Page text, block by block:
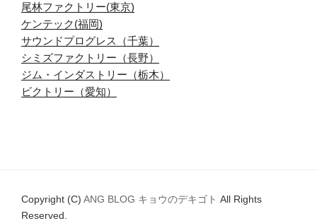
尾林ファクトリー(東京)
ケンテック(福岡)
サウンドプログレス（千葉）
シミズファクトリー（長野）
ジム・インダストリー（栃木）
ビクトリー（愛知）
Copyright (C) ANG BLOG キョウのデキゴト All Rights
Reserved.